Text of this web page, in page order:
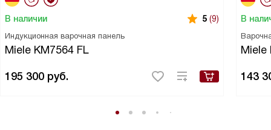
В наличии 5 (9)
Индукционная варочная панель
Miele KM7564 FL
195 300 руб.
В
Miele
143